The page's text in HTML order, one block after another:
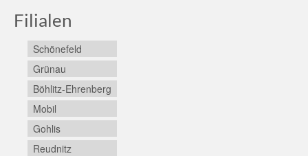
Filialen
Schönefeld
Grünau
Böhlitz-Ehrenberg
Mobil
Gohlis
Reudnitz